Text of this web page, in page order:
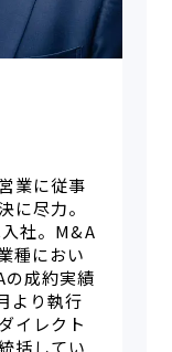
業に従事
に尽力。
社。M&A
種におい
成約実績
より執行
イレクト
括してい